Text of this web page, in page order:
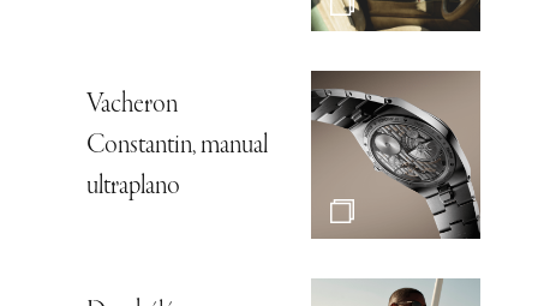
Vacheron
Constantin, manual
ultraplano